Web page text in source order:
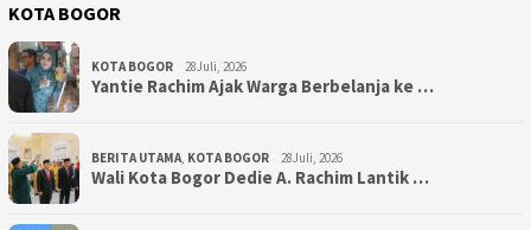
KOTA BOGOR
KOTA BOGOR 28Juli, 2026
‎Yantie Rachim Ajak Warga Berbelanja ke …
BERITA UTAMA, KOTA BOGOR 28Juli, 2026
‎Wali Kota Bogor Dedie A. Rachim Lantik …